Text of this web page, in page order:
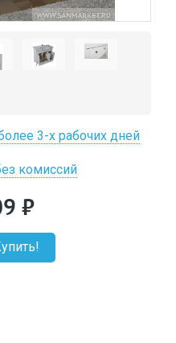
3-х рабочих дней
комиссий